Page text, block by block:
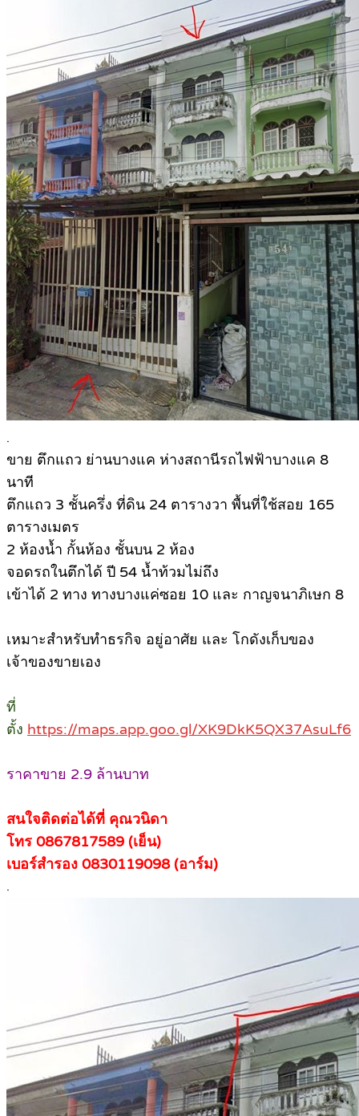
.
ขาย ตึกแถว ย่านบางแค ห่างสถานีรถไฟฟ้าบางแค 8
นาที
ตึกแถว 3 ชั้นครึ่ง ที่ดิน 24 ตารางวา พื้นที่ใช้สอย 165
ตารางเมตร
2 ห้องน้ำ กั้นห้อง ชั้นบน 2 ห้อง
จอดรถในตึกได้ ปี 54 น้ำท้วมไม่ถึง
เข้าได้ 2 ทาง ทางบางแค่ซอย 10 และ กาญจนาภิเษก 8
เหมาะสำหรับทำธรกิจ อยู่อาศัย และ โกดังเก็บของ
เจ้าของขายเอง
ที่
ตั้ง https://maps.app.goo.gl/XK9DkK5QX37AsuLf6
ราคาขาย 2.9 ล้านบาท
สนใจติดต่อได้ที่ คุณวนิดา
โทร 0867817589 (เย็น)
เบอร์สำรอง 0830119098 (อาร์ม)
.